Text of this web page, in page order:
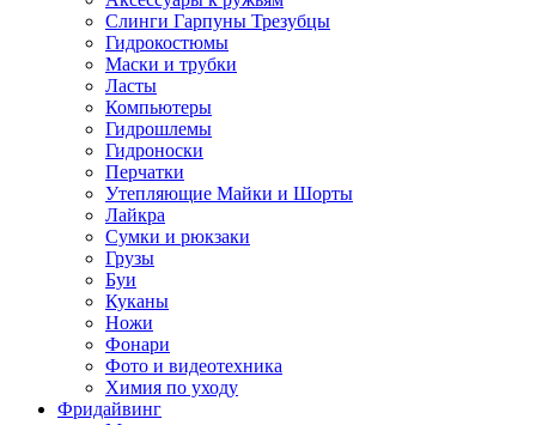
Слинги Гарпуны Трезубцы
Гидрокостюмы
Маски и трубки
Ласты
Компьютеры
Гидрошлемы
Гидроноски
Перчатки
Утепляющие Майки и Шорты
Лайкра
Сумки и рюкзаки
Грузы
Буи
Куканы
Ножи
Фонари
Фото и видеотехника
Химия по уходу
Фридайвинг